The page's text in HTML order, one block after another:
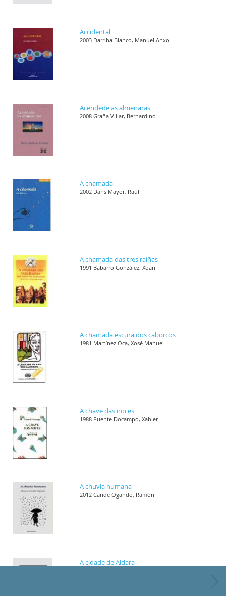
Accidental
2003 Darriba Blanco, Manuel Anxo
Acendede as almenaras
2008 Graña Villar, Bernardino
A chamada
2002 Dans Mayor, Raúl
A chamada das tres raíñas
1991 Babarro González, Xoán
A chamada escura dos caborcos
1981 Martínez Oca, Xosé Manuel
A chave das noces
1988 Puente Docampo, Xabier
A chuvia humana
2012 Caride Ogando, Ramón
A cidade de Aldara